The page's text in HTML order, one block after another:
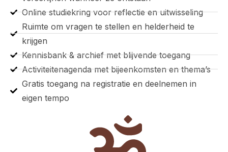
Online studiekring voor reflectie en uitwisseling
Ruimte om vragen te stellen en helderheid te
krijgen
Kennisbank & archief met blijvende toegang
Activiteitenagenda met bijeenkomsten en thema’s
Gratis toegang na registratie en deelnemen in
eigen tempo